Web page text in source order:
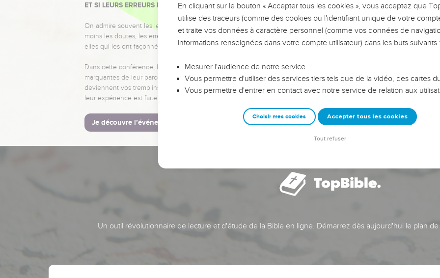
ET SI LEURS ERREURS POUVAIENT VOUS ÉVITER LES VOTRES ?
On admire souvent les leaders pour leurs réussites, leur impact, leur foi ou leur vision. Mais on voit
moins les doutes, les erreurs et les saisons difficiles qu'ils ont traversés, alors même que ce sont
elles qui les ont façonnés.
Dans cette conférence, leaders, entrepreneurs, et responsables reviennent sur les erreurs
marquantes de leur parcours et les clés pour avancer avec plus de sagesse afin que leurs erreurs
deviennent vos tremplins. Que vous guidiez un ministère, une équipe, un groupe ou une famille,
leur expérience est faite pour vous.
Je découvre l’événement
Un outil révolutionnaire de lecture et d'étude de la Bible en ligne. Démarrez dès aujourd'hui le plan
En cliquant sur le bouton « Accepter tous les cookies », vous acceptez que
utilise des traceurs (comme des cookies ou l'identifiant unique de votre
et traite vos données à caractère personnel (comme vos données de
informations renseignées dans votre compte utilisateur) dans les buts suivants :
Mesurer l'audience de notre service
Vous permettre d'utiliser des services tiers tels que de la vidéo, des cartes
Vous permettre d'entrer en contact avec notre service de relation aux
Choisir mes cookies Accepter tous les cookies
Tout refuser